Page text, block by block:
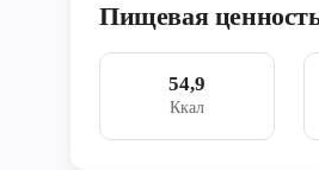
Пищевая
54,9
Ккал